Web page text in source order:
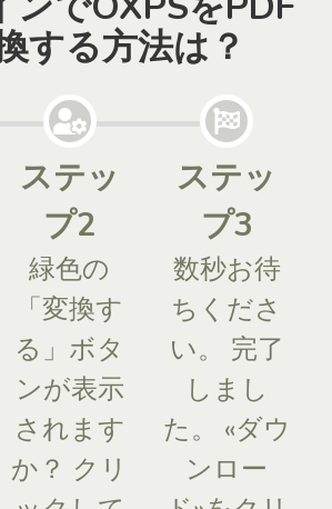
する方法は？
ステッ
プ2
緑色の
「変換す
る」ボタ
ンが表示
されます
か？ クリ
ステッ
プ3
数秒お待
ちくださ
い。 完了
しまし
た。 «ダウ
ンロー